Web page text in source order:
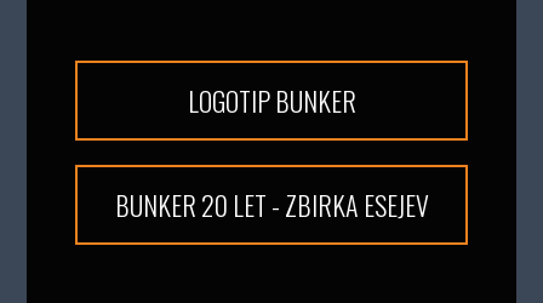
LOGOTIP BUNKER
BUNKER 20 LET - ZBIRKA ESEJEV